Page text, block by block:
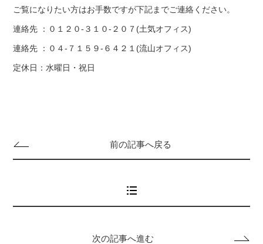
ご覧になりたい方はお手数ですが下記までご連絡ください。
連絡先 ：０１２０-３１０-２０７(土気オフィス)
連絡先 ：０４-７１５９-６４２１(流山オフィス)
定休日：水曜日・祝日
前の記事へ戻る
次の記事へ進む